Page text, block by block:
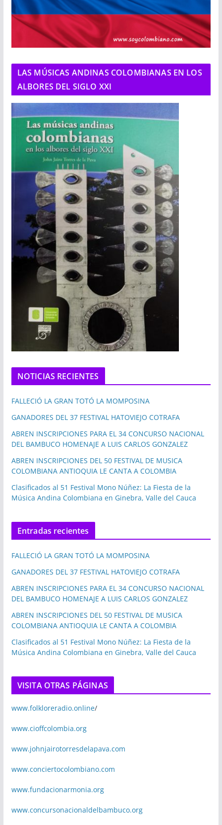
LAS MÚSICAS ANDINAS COLOMBIANAS EN LOS
ALBORES DEL SIGLO XXI
NOTICIAS RECIENTES
FALLECIÓ LA GRAN TOTÓ LA MOMPOSINA
GANADORES DEL 37 FESTIVAL HATOVIEJO COTRAFA
ABREN INSCRIPCIONES PARA EL 34 CONCURSO NACIONAL
DEL BAMBUCO HOMENAJE A LUIS CARLOS GONZALEZ
ABREN INSCRIPCIONES DEL 50 FESTIVAL DE MUSICA
COLOMBIANA ANTIOQUIA LE CANTA A COLOMBIA
Clasificados al 51 Festival Mono Núñez: La Fiesta de la
Música Andina Colombiana en Ginebra, Valle del Cauca
Entradas recientes
FALLECIÓ LA GRAN TOTÓ LA MOMPOSINA
GANADORES DEL 37 FESTIVAL HATOVIEJO COTRAFA
ABREN INSCRIPCIONES PARA EL 34 CONCURSO NACIONAL
DEL BAMBUCO HOMENAJE A LUIS CARLOS GONZALEZ
ABREN INSCRIPCIONES DEL 50 FESTIVAL DE MUSICA
COLOMBIANA ANTIOQUIA LE CANTA A COLOMBIA
Clasificados al 51 Festival Mono Núñez: La Fiesta de la
Música Andina Colombiana en Ginebra, Valle del Cauca
VISITA OTRAS PÁGINAS
www.folkloreradio.online/
www.cioffcolombia.org
www.johnjairotorresdelapava.com
www.conciertocolombiano.com
www.fundacionarmonia.org
www.concursonacionaldelbambuco.org